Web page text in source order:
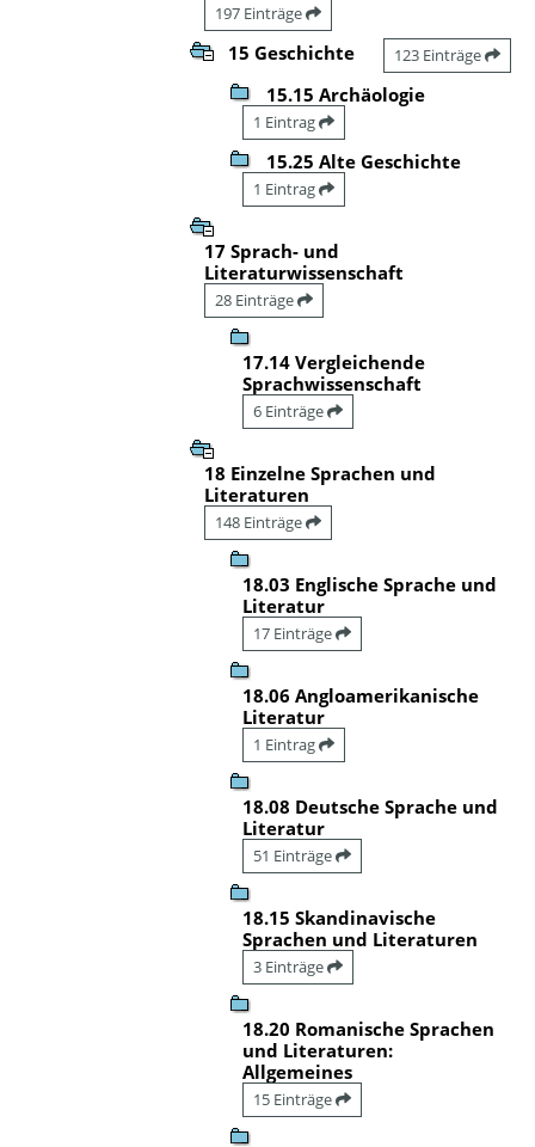
197 Einträge
15 Geschichte 123 Einträge
15.15 Archäologie
1 Eintrag
15.25 Alte Geschichte
1 Eintrag
17 Sprach- und
Literaturwissenschaft
28 Einträge
17.14 Vergleichende
Sprachwissenschaft
6 Einträge
18 Einzelne Sprachen und
Literaturen
148 Einträge
18.03 Englische Sprache und
Literatur
17 Einträge
18.06 Angloamerikanische
Literatur
1 Eintrag
18.08 Deutsche Sprache und
Literatur
51 Einträge
18.15 Skandinavische
Sprachen und Literaturen
3 Einträge
18.20 Romanische Sprachen
und Literaturen:
Allgemeines
15 Einträge